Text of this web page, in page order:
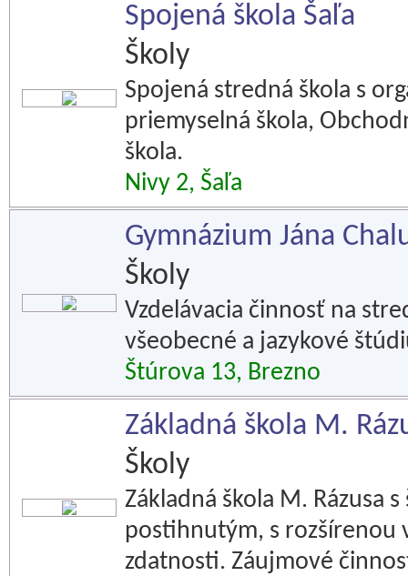
Spojená škola Šaľa
Školy
Spojená stredná škola s
priemyselná škola,
škola.
Nivy 2, Šaľa
Gymnázium Jána
Školy
Vzdelávacia činnosť na
všeobecné a jazykové
Štúrova 13, Brezno
Základná škola M.
Školy
Základná škola M. Rázusa
postihnutým, s rozšírenou
zdatnosti. Záujmové